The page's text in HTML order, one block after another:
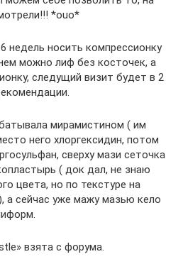
*ouo*
недель носить компрессионку
можно лиф без косточек, а
следущий визит будет в 2
мирамистином ( им
него хлоргексидин, потом
сверху мази сеточка
( док дал, не знаю
цвета, но по текстуре на
а сейчас уже мажу мазью кело
взята с форума.